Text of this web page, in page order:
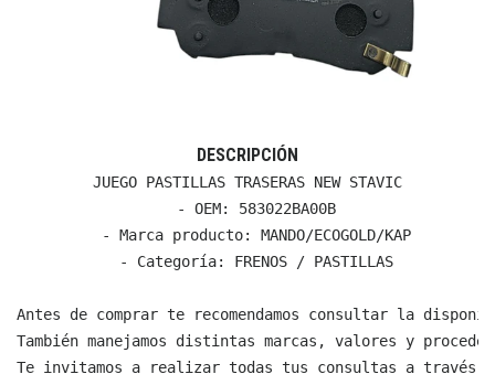
DESCRIPCIÓN
JUEGO PASTILLAS TRASERAS NEW STAVIC
  - OEM: 583022BA00B
  - Marca producto: MANDO/ECOGOLD/KAP
  - Categoría: FRENOS / PASTILLAS
Antes de comprar te recomendamos consultar la
También manejamos distintas marcas, valores y
Te invitamos a realizar todas tus consultas a través